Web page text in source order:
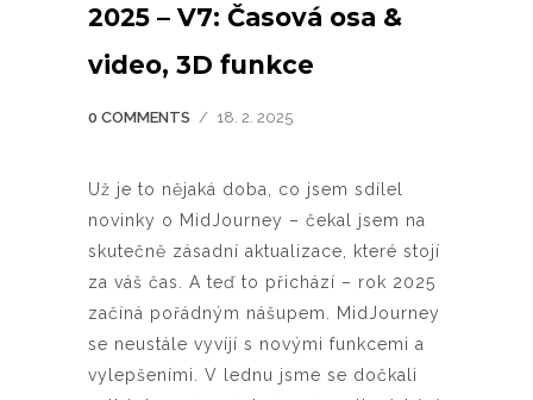
2025 – V7: Časová osa &
video, 3D funkce
0 COMMENTS / 18. 2. 2025
Už je to nějaká doba, co jsem sdílel
novinky o MidJourney – čekal jsem na
skutečně zásadní aktualizace, které stojí
za váš čas. A teď to přichází – rok 2025
začíná pořádným nášupem. MidJourney
se neustále vyvíjí s novými funkcemi a
vylepšeními. V lednu jsme se dočkali